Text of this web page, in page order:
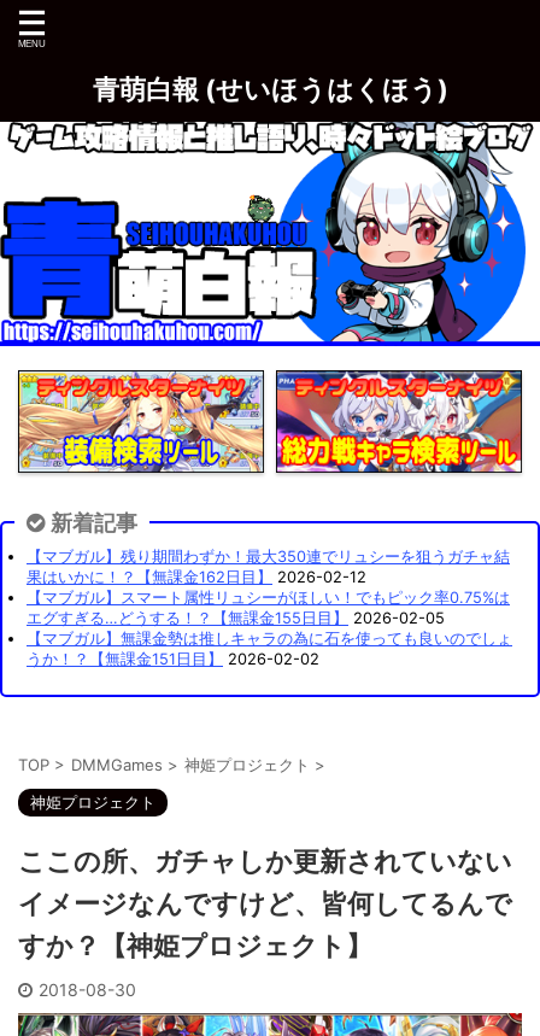
青萌白報 (せいほうはくほう)
新着記事
【マブガル】残り期間わずか！最大350連でリュシーを狙うガチャ結
果はいかに！？【無課金162日目】
2026-02-12
【マブガル】スマート属性リュシーがほしい！でもピック率0.75%は
エグすぎる…どうする！？【無課金155日目】
2026-02-05
【マブガル】無課金勢は推しキャラの為に石を使っても良いのでしょ
うか！？【無課金151日目】
2026-02-02
TOP > DMMGames > 神姫プロジェクト >
神姫プロジェクト
ここの所、ガチャしか更新されていない
イメージなんですけど、皆何してるんで
すか？【神姫プロジェクト】
2018-08-30